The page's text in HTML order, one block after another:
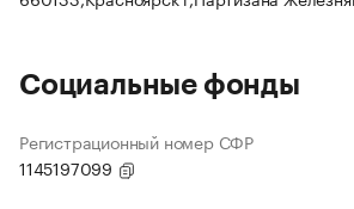
Социальные фонды
Регистрационный номер СФР
1145197099